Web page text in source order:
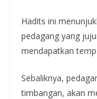
Hadits ini
pedagang yang
mendapatkan
Sebaliknya,
timbangan, akan